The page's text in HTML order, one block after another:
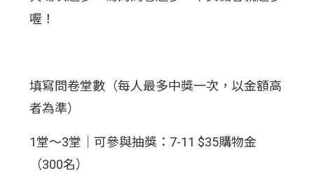
喔！
填寫問卷堂數（每人最多中獎一次，以金額高
者為準）
1堂～3堂｜可參與抽獎：7-11 $35購物金
（300名）